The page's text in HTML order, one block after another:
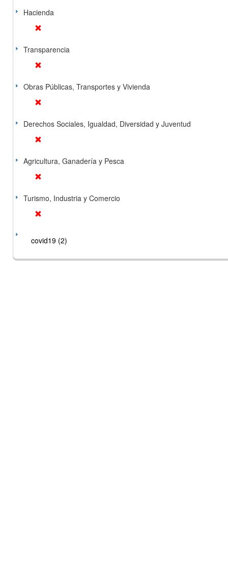
Hacienda
Transparencia
Obras Públicas, Transportes y Vivienda
Derechos Sociales, Igualdad, Diversidad y Juventud
Agricultura, Ganadería y Pesca
Turismo, Industria y Comercio
covid19 (2)